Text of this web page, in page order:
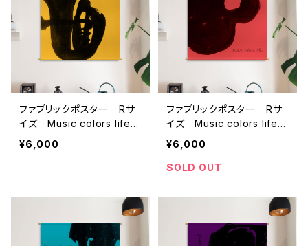
ファブリックポスター Rサ
イズ Music colors life
”チューバ” （730×730
mm）
¥6,000
ファブリックポスター Rサ
イズ Music colors life
”ギター” （730×730m
¥6,000
SOLD OUT